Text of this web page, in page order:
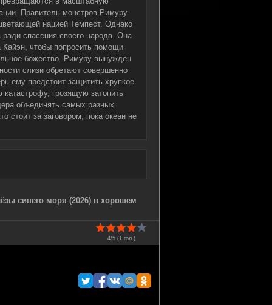
Правитель монстров Римуру
нацией Темпест. Однако
спасения своего народа. Она
Кайэн, чтобы попросить помощи
божество. Римуру вынужден
слизи обретают совершенно
ему предстоит защитить хрупкое
грозящую затопить
объединять самых разных
стоит за заговором, пока океан не
синего моря (2026) в хорошем
4/5 (1гол.)